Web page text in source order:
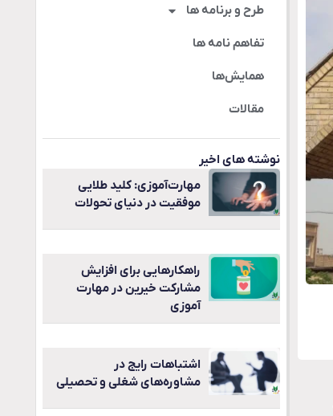
طرح و برنامه ها
تفاهم نامه ها
همایش‌ها
مقالات
نوشته های اخیر
مهارت‌آموزی: کلید طلایی
موفقیت در دنیای تحولات
راهکارهایی برای افزایش
مشارکت خیرین در مهارت
آموزی
اشتباهات رایج در
مشاوره‌های شغلی و تحصیلی